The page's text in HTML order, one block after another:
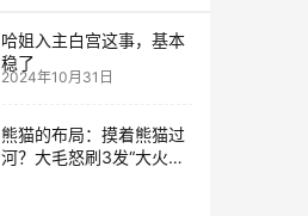
哈姐入主白宫这事，基本
稳了
2024年10月31日
熊猫的布局：摸着熊猫过
河？大毛怒刷3发“大火